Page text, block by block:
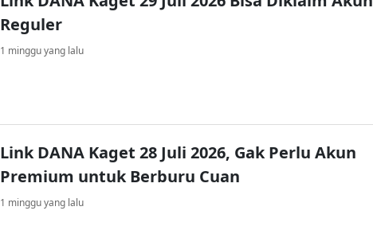
Reguler
1 minggu yang lalu
Link DANA Kaget 28 Juli 2026, Gak Perlu Akun
Premium untuk Berburu Cuan
1 minggu yang lalu